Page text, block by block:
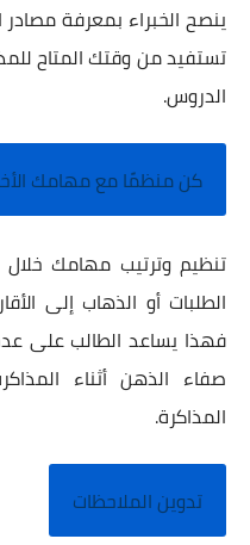
ينصح الخبراء بمعرفة
تستفيد من وقتك المتاح
الدروس.
كن منظمًا مع مهامك
تنظيم وترتيب مهامك خلال
الطلبات أو الذهاب إلى
فهذا يساعد الطالب على
صفاء الذهن أثناء
المذاكرة.
تدوين الملاحظات